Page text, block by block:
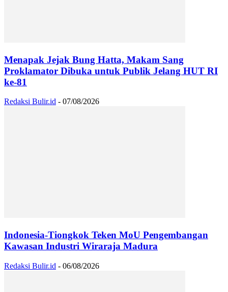
Menapak Jejak Bung Hatta, Makam Sang
Proklamator Dibuka untuk Publik Jelang HUT RI
ke-81
Redaksi Bulir.id - 07/08/2026
Indonesia-Tiongkok Teken MoU Pengembangan
Kawasan Industri Wiraraja Madura
Redaksi Bulir.id - 06/08/2026